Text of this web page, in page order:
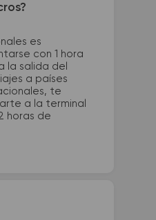
es
con 1 hora
la salida del
a países
te
a la terminal
horas de